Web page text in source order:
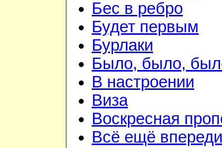
Бес в ребро
Будет первым
Бурлаки
Было, было,
В настроении
Виза
Воскресная
Всё ещё впереди